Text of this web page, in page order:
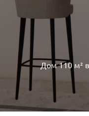
Дом 110 м²